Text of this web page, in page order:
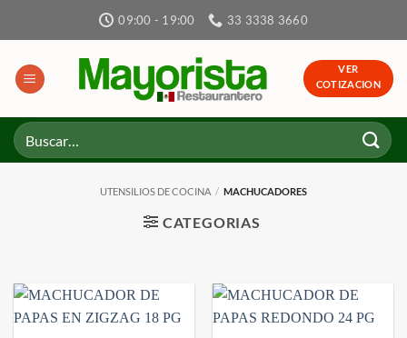
09:00 - 19:00 33 3338 3660
VER
COTIZACION
Buscar
por:
UTENSILIOS DE COCINA / MACHUCADORES
CATEGORIAS